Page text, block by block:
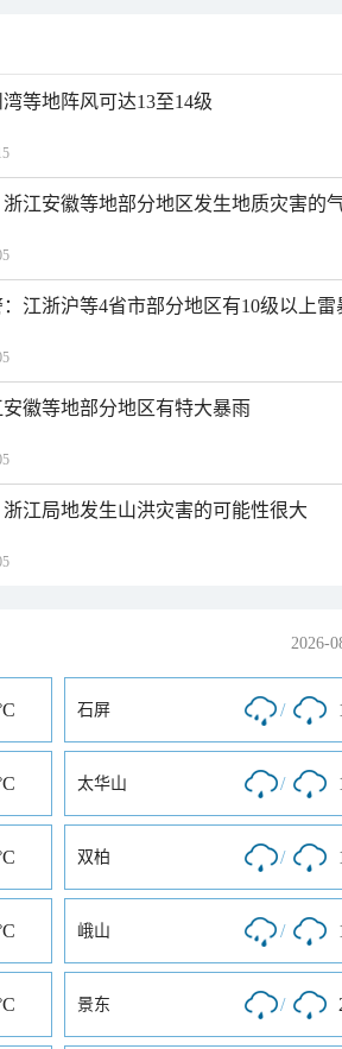
等地阵风可达13至14级
江安徽等地部分地区发生地质灾害的
江浙沪等4省市部分地区有10级以上雷
徽等地部分地区有特大暴雨
江局地发生山洪灾害的可能性很大
2026-
石屏 /
太华山 /
双柏 /
峨山 /
景东 /